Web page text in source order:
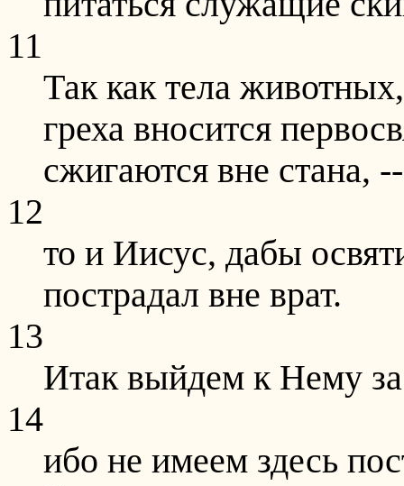
11
Так как тела
греха вносится
сжигаются вне стана, --
12
то и Иисус, дабы
пострадал вне врат.
13
Итак выйдем к Нему за
14
ибо не имеем здесь